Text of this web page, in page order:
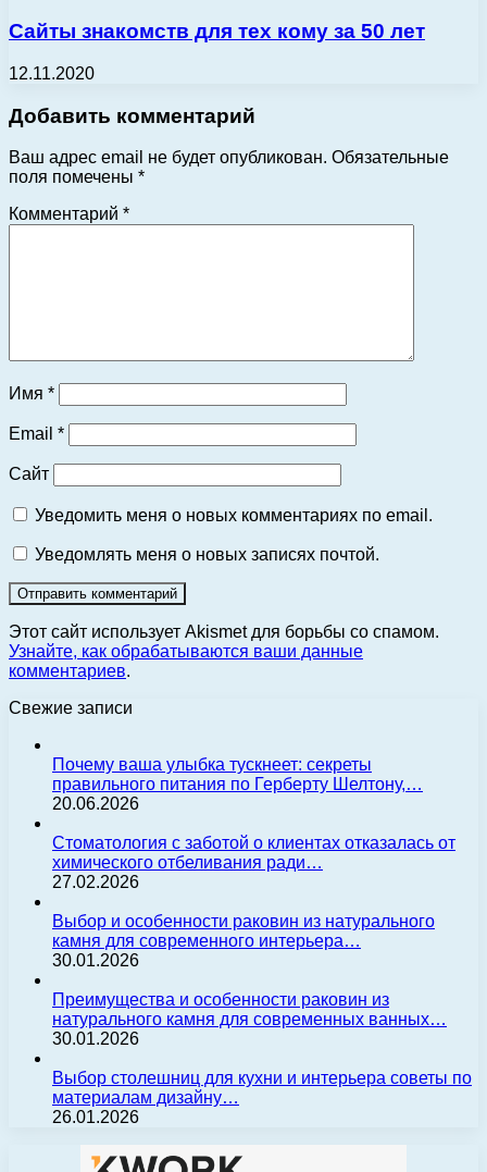
Сайты знакомств для тех кому за 50 лет
12.11.2020
Добавить комментарий
Ваш адрес email не будет опубликован. Обязательные
поля помечены *
Комментарий *
Имя *
Email *
Сайт
Уведомить меня о новых комментариях по email.
Уведомлять меня о новых записях почтой.
Этот сайт использует Akismet для борьбы со спамом.
Узнайте, как обрабатываются ваши данные
комментариев.
Свежие записи
Почему ваша улыбка тускнеет: секреты
правильного питания по Герберту Шелтону,…
20.06.2026
Стоматология с заботой о клиентах отказалась от
химического отбеливания ради…
27.02.2026
Выбор и особенности раковин из натурального
камня для современного интерьера…
30.01.2026
Преимущества и особенности раковин из
натурального камня для современных ванных…
30.01.2026
Выбор столешниц для кухни и интерьера советы по
материалам дизайну…
26.01.2026